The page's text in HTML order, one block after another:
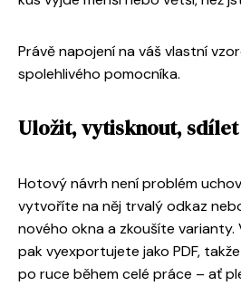
Právě napojení na váš vlastní
spolehlivého pomocníka.
Uložit, vytisknout, sdílet
Hotový návrh není problém
vytvoříte na něj trvalý odkaz
nového okna a zkoušíte
pak vyexportujete jako PDF,
po ruce během celé práce – ať